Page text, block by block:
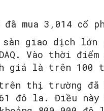
3,014 cổ
giao dịch lớn
Vào thời
giá là trên 100
trên thị trường
đô la. Điều